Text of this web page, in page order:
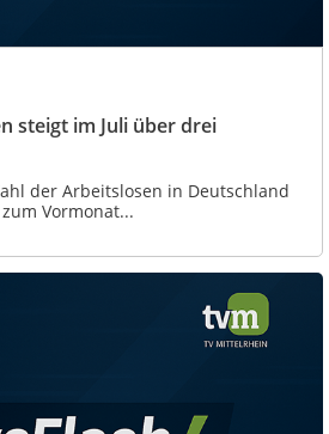
steigt im Juli über drei
der Arbeitslosen in Deutschland
Vormonat...